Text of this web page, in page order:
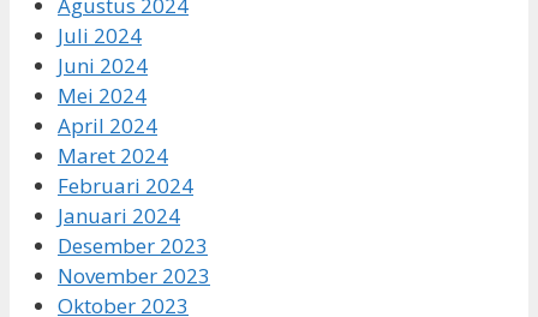
Juli 2024
Juni 2024
Mei 2024
April 2024
Maret 2024
Februari 2024
Januari 2024
Desember 2023
November 2023
Oktober 2023